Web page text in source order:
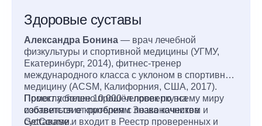
Здоровые суставы
Александра Бонина — врач лечебной
физкультуры и спортивной медицины (УГМУ,
Екатеринбург, 2014), фитнес-тренер
международного класса с уклоном в спортивную
медицину (ACSM, Калифорния, США, 2017).
Помогла более 10 000 человек по всему миру
избавиться от проблем с позвоночником и
суставами.
Проект успешно прошёл проверку на
соответствие критериям Знака качества
GetCourse и входит в Реестр проверенных и